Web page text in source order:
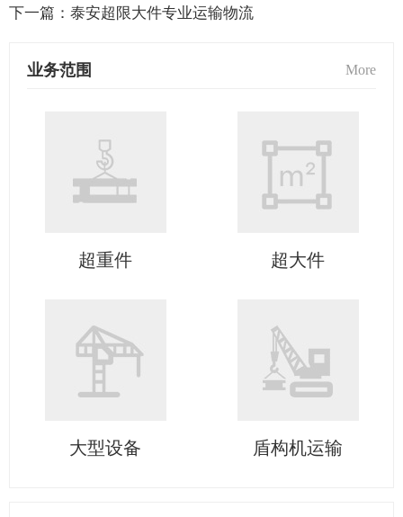
下一篇： 泰安超限大件专业运输物流
业务范围 More
超重件 超大件
大型设备 盾构机运输